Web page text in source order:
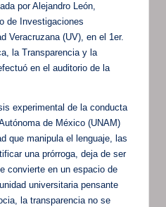
por Alejandro León,
de Investigaciones
Veracruzana (UV), en el 1er.
la Transparencia y la
en el auditorio de la
experimental de la conducta
de México (UNAM)
que manipula el lenguaje, las
una prórroga, deja de ser
convierte en un espacio de
universitaria pensante
la transparencia no se